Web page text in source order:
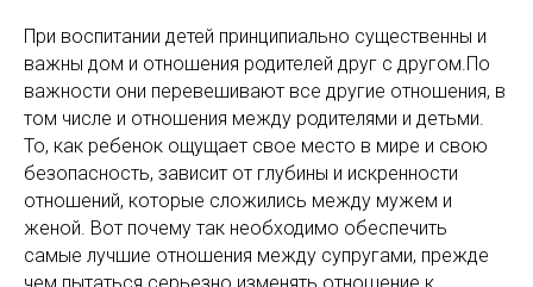
При воспитании детей принципиально существенны и
важны дом и отношения родителей друг с другом.По
важности они перевешивают все другие отношения, в
том числе и отношения между родителями и детьми.
То, как ребенок ощущает свое место в мире и свою
безопасность, зависит от глубины и искренности
отношений, которые сложились между мужем и
женой. Вот почему так необходимо обеспечить
самые лучшие отношения между супругами, прежде